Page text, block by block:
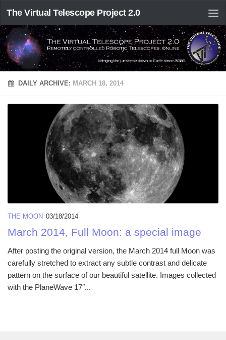
The Virtual Telescope Project 2.0
DAILY ARCHIVE: MARCH 18, 2014
THE MOON 03/18/2014
March 2014, Full Moon: a special image
After posting the original version, the March 2014 full Moon was
carefully stretched to extract any subtle contrast and delicate
pattern on the surface of our beautiful satellite. Images collected
with the PlaneWave 17″...